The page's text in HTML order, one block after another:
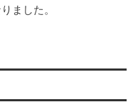
ました。